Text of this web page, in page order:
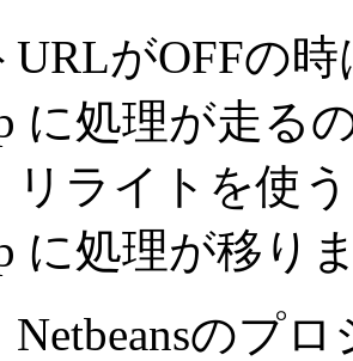
URLがOFFの
に処理が走る
リライトを使
に処理が移り
Netbeansのプ